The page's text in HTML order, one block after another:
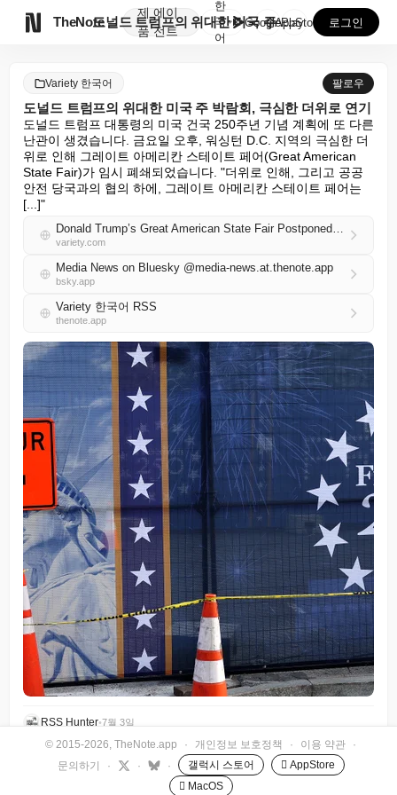
TheNote
제
품
에이
전트
도널드 트럼프의 위대한 미국 주 박람회, 극심한 더위로...
한
국
어
GooglePlay
AppStore 로그인
Variety 한국어 팔로우
도널드 트럼프의 위대한 미국 주 박람회, 극심한 더위로 연기
도널드 트럼프 대통령의 미국 건국 250주년 기념 계획에 또 다른
난관이 생겼습니다. 금요일 오후, 워싱턴 D.C. 지역의 극심한 더
위로 인해 그레이트 아메리칸 스테이트 페어(Great American
State Fair)가 임시 폐쇄되었습니다. "더위로 인해, 그리고 공공
안전 당국과의 협의 하에, 그레이트 아메리칸 스테이트 페어는
[...]"
Donald Trump’s Great American State Fair Postponed Due to Extreme Heat
variety.com
Media News on Bluesky @media-news.at.thenote.app
bsky.app
Variety 한국어 RSS
thenote.app
RSS Hunter•7월 3일
© 2015-2026, TheNote.app · 개인정보 보호정책 · 이용 약관
·
문의하기
· · · 갤럭시 스토어
 AppStore
 MacOS